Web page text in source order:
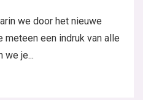
we door het nieuwe
meteen een indruk van alle
we je...